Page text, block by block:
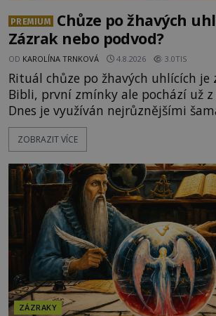
PREMIUM
Chůze po žhavých
Zázrak nebo podvod?
OD KAROLÍNA TRNKOVÁ 4.8.2026 3.0TIS
Rituál chůze po žhavých uhlících je
Bibli, první zmínky ale pochází už z
Dnes je využíván nejrůznějšími
spirituální síly či vnitřního klidu. Jak
si při něm člověk nepopálí nohy, což
nadpřirozeného? Histori
ZOBRAZIT VÍCE
ZÁZRAKY